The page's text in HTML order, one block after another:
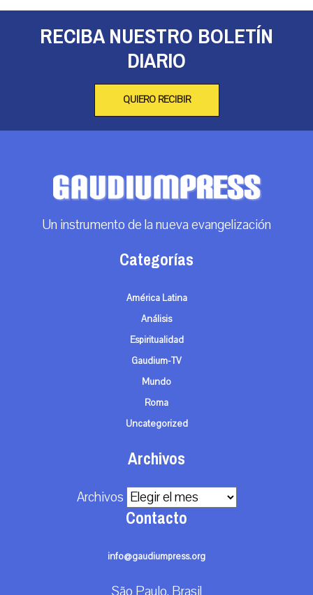
RECIBA NUESTRO BOLETÍN
DIARIO
QUIERO RECIBIR
Un instrumento de la nueva evangelización
Categorías
América Latina
Análisis
Espiritualidad
Gaudium-TV
Mundo
Roma
Uncategorized
Archivos
Archivos
Contacto
info@gaudiumpress.org